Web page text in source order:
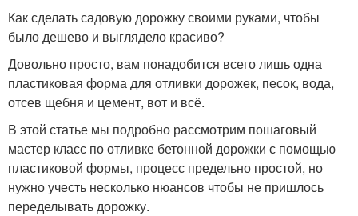
Как сделать садовую дорожку своими руками, чтобы
было дешево и выглядело красиво?
Довольно просто, вам понадобится всего лишь одна
пластиковая форма для отливки дорожек, песок, вода,
отсев щебня и цемент, вот и всё.
В этой статье мы подробно рассмотрим пошаговый
мастер класс по отливке бетонной дорожки с помощью
пластиковой формы, процесс предельно простой, но
нужно учесть несколько нюансов чтобы не пришлось
переделывать дорожку.